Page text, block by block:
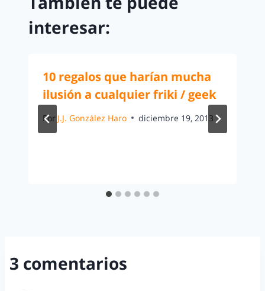
interesar:
10 regalos que harían mucha
ilusión a cualquier friki / geek
Por J.J. González Haro diciembre 19, 2013
3 comentarios